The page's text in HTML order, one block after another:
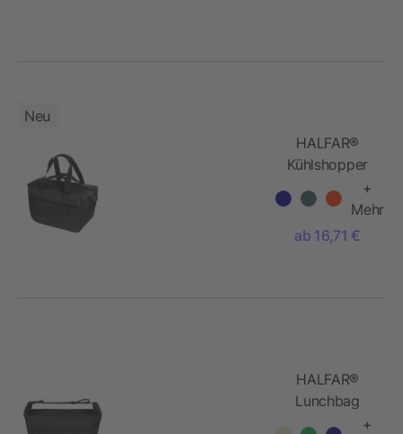
Neu
HALFAR®
Kühlshopper
SOFTBASKET
+
Mehr
ab 16,71 €
HALFAR®
Lunchbag
SOFTBASKET
+